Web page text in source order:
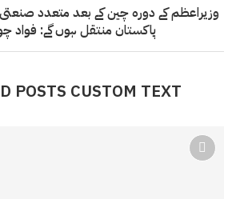
وزیراعظم کے دورہ چین کے بعد متعدد صنعتی
پاکستان منتقل ہوں گے: فواد
POSTS CUSTOM TEXT